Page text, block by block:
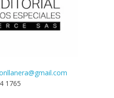
1765